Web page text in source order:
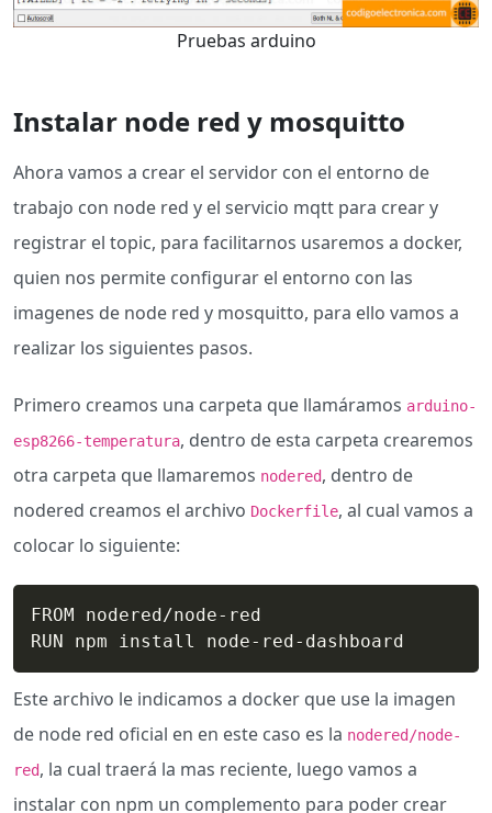
Pruebas arduino
Instalar node red y mosquitto
Ahora vamos a crear el servidor con el entorno de
trabajo con node red y el servicio mqtt para crear y
registrar el topic, para facilitarnos usaremos a docker,
quien nos permite configurar el entorno con las
imagenes de node red y mosquitto, para ello vamos a
realizar los siguientes pasos.
Primero creamos una carpeta que llamáramos arduino-
esp8266-temperatura, dentro de esta carpeta crearemos
otra carpeta que llamaremos nodered, dentro de
nodered creamos el archivo Dockerfile, al cual vamos a
colocar lo siguiente:
FROM nodered/node-red
RUN npm install node-red-dashboard
Este archivo le indicamos a docker que use la imagen
de node red oficial en en este caso es la nodered/node-
red, la cual traerá la mas reciente, luego vamos a
instalar con npm un complemento para poder crear